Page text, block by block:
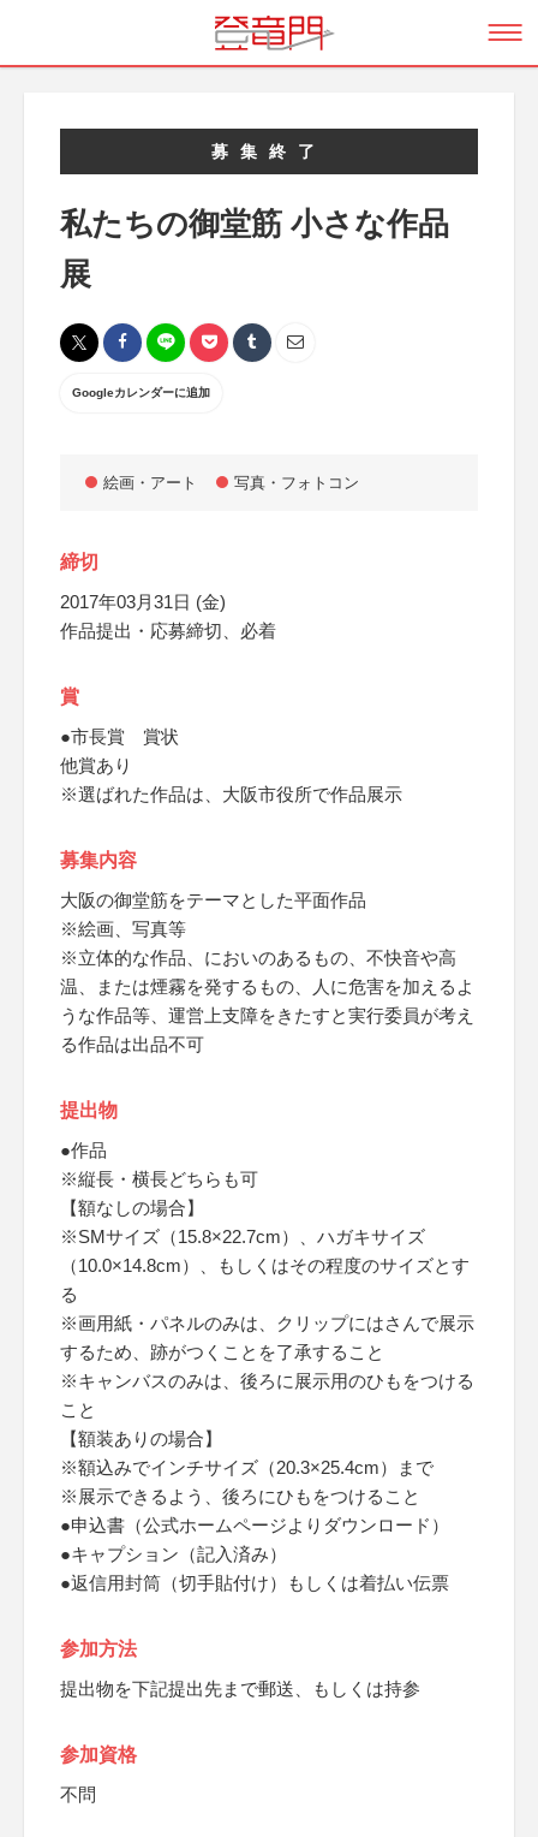
募集終了
私たちの御堂筋 小さな作品
展
Googleカレンダーに追加
絵画・アート 写真・フォトコン
締切
2017年03月31日 (金)
作品提出・応募締切、必着
賞
●市長賞 賞状
他賞あり
※選ばれた作品は、大阪市役所で作品展示
募集内容
大阪の御堂筋をテーマとした平面作品
※絵画、写真等
※立体的な作品、においのあるもの、不快音や高
温、または煙霧を発するもの、人に危害を加えるよ
うな作品等、運営上支障をきたすと実行委員が考え
る作品は出品不可
提出物
●作品
※縦長・横長どちらも可
【額なしの場合】
※SMサイズ（15.8×22.7cm）、ハガキサイズ
（10.0×14.8cm）、もしくはその程度のサイズとす
る
※画用紙・パネルのみは、クリップにはさんで展示
するため、跡がつくことを了承すること
※キャンバスのみは、後ろに展示用のひもをつける
こと
【額装ありの場合】
※額込みでインチサイズ（20.3×25.4cm）まで
※展示できるよう、後ろにひもをつけること
●申込書（公式ホームページよりダウンロード）
●キャプション（記入済み）
●返信用封筒（切手貼付け）もしくは着払い伝票
参加方法
提出物を下記提出先まで郵送、もしくは持参
参加資格
不問